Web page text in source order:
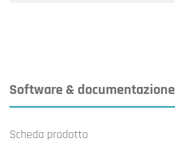
Software & documentazione
Scheda prodotto